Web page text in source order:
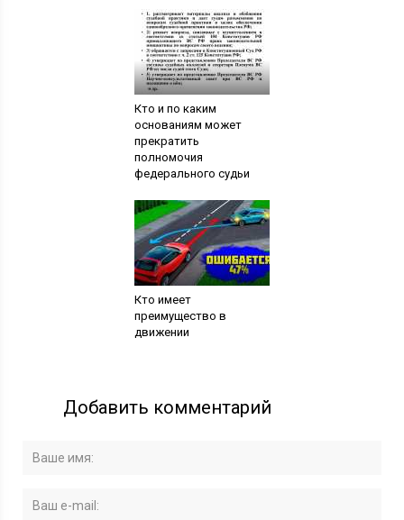
Кто и по каким
основаниям может
прекратить
полномочия
федерального судьи
Кто имеет
преимущество в
движении
Добавить комментарий